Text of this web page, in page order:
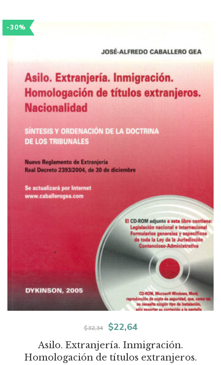
-30%
Asilo. Extranjería. Inmigración.
Homologación de títulos extranjeros.
$32,34
El
precio
original
$22,64El
precio
actual